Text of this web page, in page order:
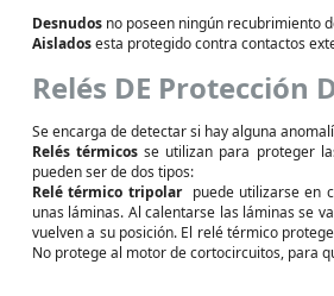
Desnudos no poseen ningún recubrimiento
Aisladosesta protegido contra contactos
Relés DE Protección
Se encarga de detectar si hay alguna
Relés térmicos se utilizan para proteger
pueden ser de dos tipos:
Relé térmico tripolar puede utilizarse en
unas láminas. Al calentarse las láminas se
vuelven a su posición. El relé térmico
No protege al motor de cortocircuitos, para